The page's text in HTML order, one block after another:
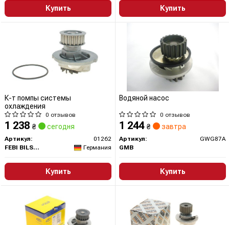
Купить Купить
К-т помпы системы
охлаждения
0 отзывов
1 238 ₴ сегодня
Артикул:
01262
FEBI BILSTEIN
Германия
Купить
Водяной насос
0 отзывов
1 244 ₴ завтра
Артикул:
GWG87A
GMB
Купить